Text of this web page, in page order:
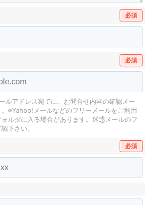
必須
必須
ルアドレス宛てに、お問合せ内容の確認メー
※Yahoo!メールなどのフリーメールをご利用
ルダに入る場合があります。 迷惑メールのフ
下さい。
必須